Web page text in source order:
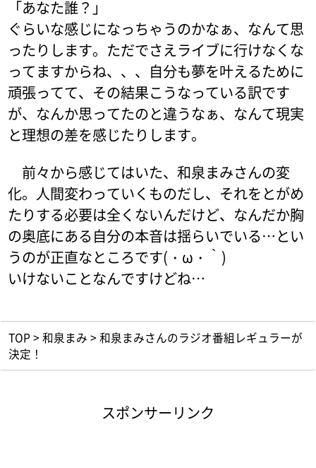
「あなた誰？」
ぐらいな感じになっちゃうのかなぁ、なんて思
ったりします。ただでさえライブに行けなくな
ってますからね、、、自分も夢を叶えるために
頑張ってて、その結果こうなっている訳です
が、なんか思ってたのと違うなぁ、なんて現実
と理想の差を感じたりします。
前々から感じてはいた、和泉まみさんの変
化。人間変わっていくものだし、それをとがめ
たりする必要は全くないんだけど、なんだか胸
の奥底にある自分の本音は揺らいでいる…とい
うのが正直なところです(・ω・｀)
いけないことなんですけどね…
TOP > 和泉まみ > 和泉まみさんのラジオ番組レギュラーが
決定！
スポンサーリンク